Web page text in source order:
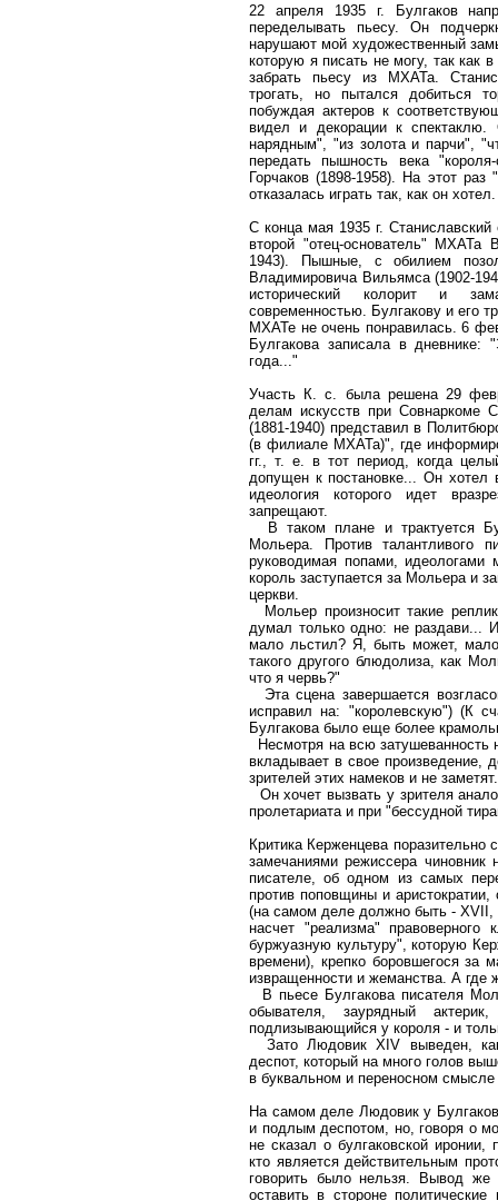
22 апреля 1935 г. Булгаков
переделывать пьесу. Он
нарушают мой художественный
которую я писать не могу, так как
забрать пьесу из МХАТа.
трогать, но пытался добиться
побуждая актеров к
видел и декорации к
нарядным", "из золота и парчи",
передать пышность века
Горчаков (1898-1958). На этот раз
отказалась играть так, как он хотел.
С конца мая 1935 г. Станиславский
второй "отец-основатель" МХАТа
1943). Пышные, с обилием
Владимировича Вильямса (1902-
исторический колорит и
современностью. Булгакову и его
МХАТе не очень понравилась. 6
Булгакова записала в
года..."
Участь К. с. была решена 29
делам искусств при Совнаркоме
(1881-1940) представил в
(в филиале МХАТа)", где
гг., т. е. в тот период, когда
допущен к постановке... Он хотел
идеология которого идет
запрещают.
В таком плане и трактуется
Мольера. Против талантливого
руководимая попами, идеологами
король заступается за Мольера и
церкви.
Мольер произносит такие
думал только одно: не раздави...
мало льстил? Я, быть может,
такого другого блюдолиза, как
что я червь?"
Эта сцена завершается
исправил на: "королевскую") (К
Булгакова было еще более
Несмотря на всю затушеванность
вкладывает в свое произведение,
зрителей этих намеков и не заметят.
Он хочет вызвать у зрителя
пролетариата и при "бессудной
Критика Керженцева поразительно
замечаниями режиссера
писателе, об одном из самых
против поповщины и
(на самом деле должно быть - XVII,
насчет "реализма"
буржуазную культуру", которую
времени), крепко боровшегося за
извращенности и жеманства. А где
В пьесе Булгакова писателя
обывателя, заурядный
подлизывающийся у короля - и
Зато Людовик XIV выведен,
деспот, который на много голов
в буквальном и переносном
На самом деле Людовик у
и подлым деспотом, но, говоря о
не сказал о булгаковской
кто является действительным
говорить было нельзя. Вывод же
оставить в стороне